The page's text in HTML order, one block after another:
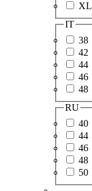
XL
IT
38
42
44
46
48
RU
40
44
46
48
50